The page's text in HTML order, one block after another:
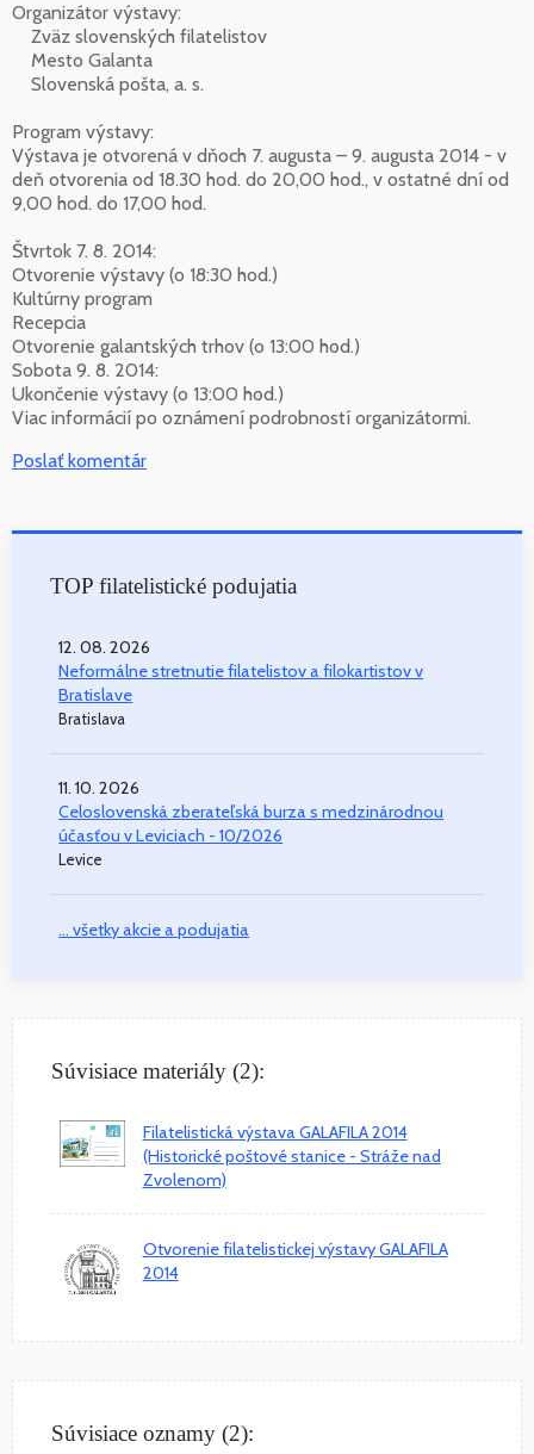
Organizátor výstavy:
Zväz slovenských filatelistov
Mesto Galanta
Slovenská pošta, a. s.
Program výstavy:
Výstava je otvorená v dňoch 7. augusta – 9. augusta 2014 - v
deň otvorenia od 18.30 hod. do 20,00 hod., v ostatné dní od
9,00 hod. do 17,00 hod.
Štvrtok 7. 8. 2014:
Otvorenie výstavy (o 18:30 hod.)
Kultúrny program
Recepcia
Otvorenie galantských trhov (o 13:00 hod.)
Sobota 9. 8. 2014:
Ukončenie výstavy (o 13:00 hod.)
Viac informácií po oznámení podrobností organizátormi.
Poslať komentár
TOP filatelistické podujatia
12. 08. 2026
Neformálne stretnutie filatelistov a filokartistov v
Bratislave
Bratislava
11. 10. 2026
Celoslovenská zberateľská burza s medzinárodnou
účasťou v Leviciach - 10/2026
Levice
... všetky akcie a podujatia
Súvisiace materiály (2):
Filatelistická výstava GALAFILA 2014
(Historické poštové stanice - Stráže nad
Zvolenom)
Otvorenie filatelistickej výstavy GALAFILA
2014
Súvisiace oznamy (2):